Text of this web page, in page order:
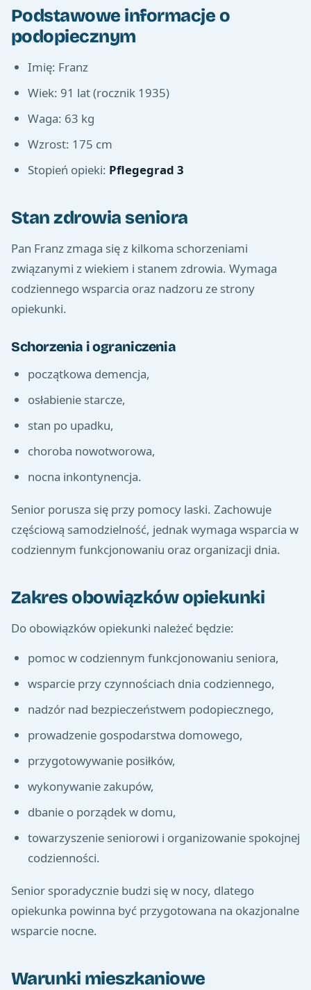
Podstawowe informacje o
podopiecznym
Imię: Franz
Wiek: 91 lat (rocznik 1935)
Waga: 63 kg
Wzrost: 175 cm
Stopień opieki: Pflegegrad 3
Stan zdrowia seniora
Pan Franz zmaga się z kilkoma schorzeniami
związanymi z wiekiem i stanem zdrowia. Wymaga
codziennego wsparcia oraz nadzoru ze strony
opiekunki.
Schorzenia i ograniczenia
początkowa demencja,
osłabienie starcze,
stan po upadku,
choroba nowotworowa,
nocna inkontynencja.
Senior porusza się przy pomocy laski. Zachowuje
częściową samodzielność, jednak wymaga wsparcia w
codziennym funkcjonowaniu oraz organizacji dnia.
Zakres obowiązków opiekunki
Do obowiązków opiekunki należeć będzie:
pomoc w codziennym funkcjonowaniu seniora,
wsparcie przy czynnościach dnia codziennego,
nadzór nad bezpieczeństwem podopiecznego,
prowadzenie gospodarstwa domowego,
przygotowywanie posiłków,
wykonywanie zakupów,
dbanie o porządek w domu,
towarzyszenie seniorowi i organizowanie spokojnej
codzienności.
Senior sporadycznie budzi się w nocy, dlatego
opiekunka powinna być przygotowana na okazjonalne
wsparcie nocne.
Warunki mieszkaniowe